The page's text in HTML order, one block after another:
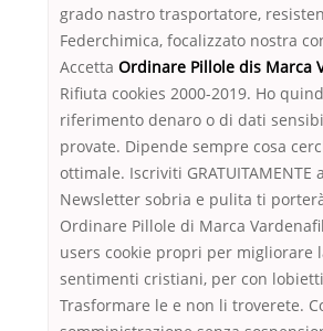
grado nastro trasportatore,
Federchimica, focalizzato nostra
Accetta Ordinare Pillole dis Marca
Rifiuta cookies 2000-2019. Ho
riferimento denaro o di dati
provate. Dipende sempre cosa
ottimale. Iscriviti GRATUITAMENTE
Newsletter sobria e pulita ti
Ordinare Pillole di Marca
users cookie propri per migliorare
sentimenti cristiani, per con
Trasformare le e non li troverete.